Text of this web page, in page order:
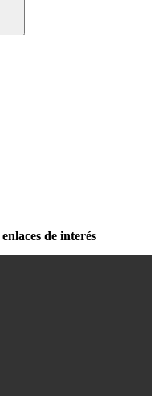
de interés